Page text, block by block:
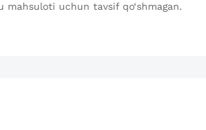
mahsuloti uchun tavsif qo‘shmagan.